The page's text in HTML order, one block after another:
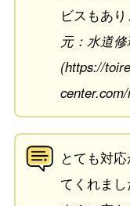
ビスもあ
元：水道
(https://
とても対
てくれま